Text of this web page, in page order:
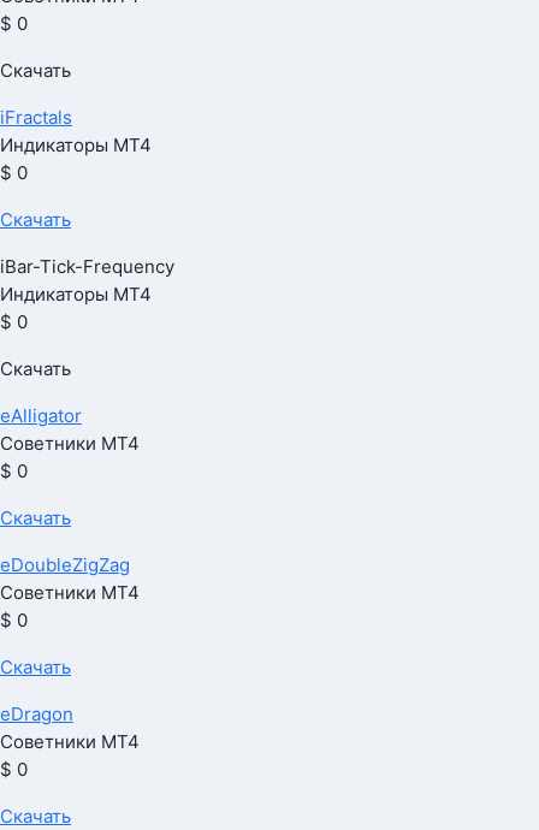
$ 0
Скачать
iFractals
Индикаторы МТ4
$ 0
Скачать
iBar-Tick-Frequency
Индикаторы МТ4
$ 0
Скачать
eAlligator
Советники МТ4
$ 0
Скачать
eDoubleZigZag
Советники МТ4
$ 0
Скачать
eDragon
Советники МТ4
$ 0
Скачать